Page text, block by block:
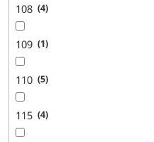
108 4
109 1
110 5
115 4